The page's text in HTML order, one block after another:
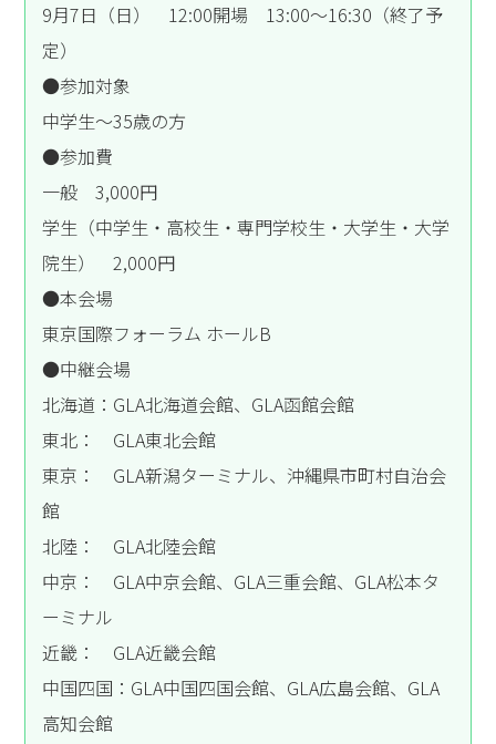
9月7日（日） 12:00開場 13:00～16:30（終了予
定）
●参加対象
中学生～35歳の方
●参加費
一般 3,000円
学生（中学生・高校生・専門学校生・大学生・大学
院生） 2,000円
●本会場
東京国際フォーラム ホールB
●中継会場
北海道：GLA北海道会館、GLA函館会館
東北： GLA東北会館
東京： GLA新潟ターミナル、沖縄県市町村自治会
館
北陸： GLA北陸会館
中京： GLA中京会館、GLA三重会館、GLA松本タ
ーミナル
近畿： GLA近畿会館
中国四国：GLA中国四国会館、GLA広島会館、GLA
高知会館